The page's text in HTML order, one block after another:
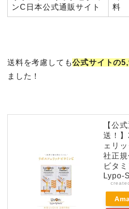
ンC日本公式通販サイト
料
送料を考慮しても公式サイトの
ました！
【公
送！
ェリ
社正
ビタ
Lypo-